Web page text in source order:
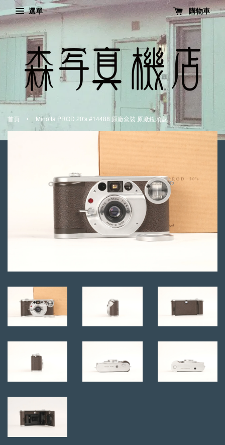
選單 購物車
首頁 › Minolta PROD 20's #14488 原廠盒裝 原廠鏡頭蓋